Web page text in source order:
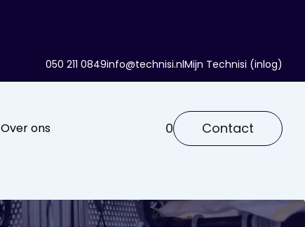
050 211 0849info@technisi.nlMijn Technisi (inlog)
Over ons 0 Contact